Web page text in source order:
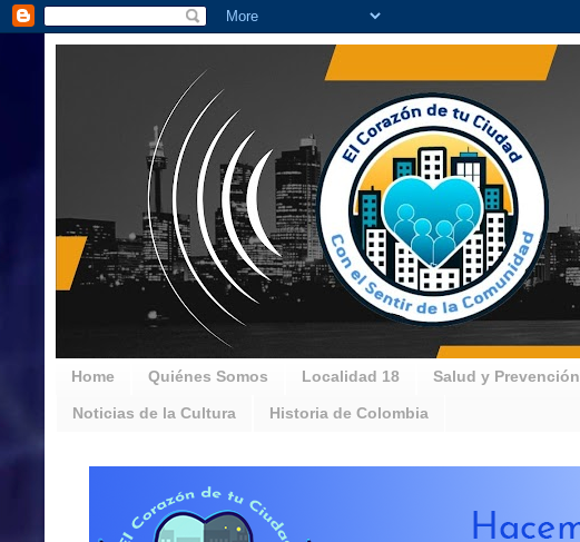
Home Quiénes Somos Localidad 18 Salud y Prevención
Noticias de la Cultura Historia de Colombia